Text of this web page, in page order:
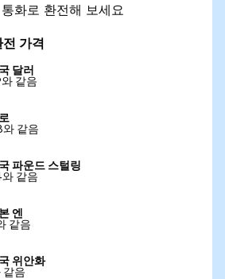
화로 환전해 보세요
가격
달러
같음
같음
파운드 스털링
같음
엔
같음
위안화
같음